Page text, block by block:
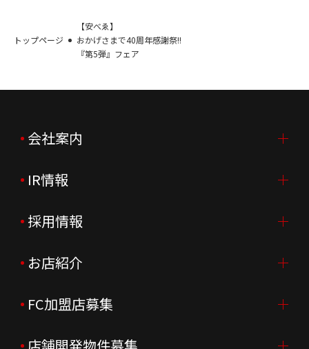
トップページ
【安べゑ】
おかげさまで40周年感謝祭!!
『第5弾』フェア
会社案内
会社案内TOP
ご挨拶
会社概要
会社沿革
企業理念
IR情報
IR情報TOP
ニュースリリース
月次売上
決算資料
採用情報
採用情報TOP
新卒採用
中途採用
お店紹介
店舗を探す・予約する
よくあるご質問
FC加盟店募集
FC加盟店募集TOP